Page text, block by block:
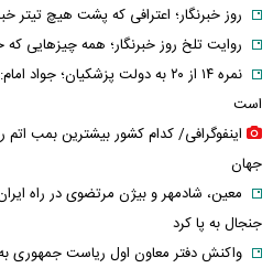
روز خبرنگار؛ اعترافی که پشت هیچ تیتر
روایت تلخ روز خبرنگار؛ همه چیزهایی که
نمره ۱۴ از ۲۰ به دولت پزشکیان؛
است
جهان
معین، شادمهر و بیژن مرتضوی در راه
جنجال به پا کرد
واکنش دفتر معاون اول ریاست جمهوری